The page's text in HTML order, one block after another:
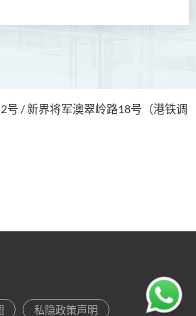
号 / 新界将军澳翠岭路18号（港铁调
私隐政策声明